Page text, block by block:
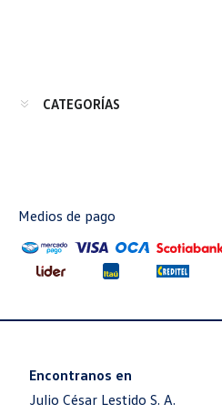
CATEGORÍAS
Medios de pago
Encontranos en
Julio César Lestido S. A.